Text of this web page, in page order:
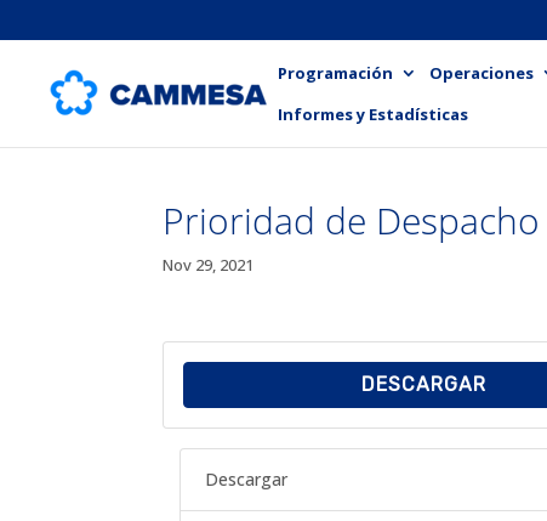
Programación Operaciones
Informes y Estadísticas
Prioridad de
Nov 29, 2021
DESCARGAR
Descargar